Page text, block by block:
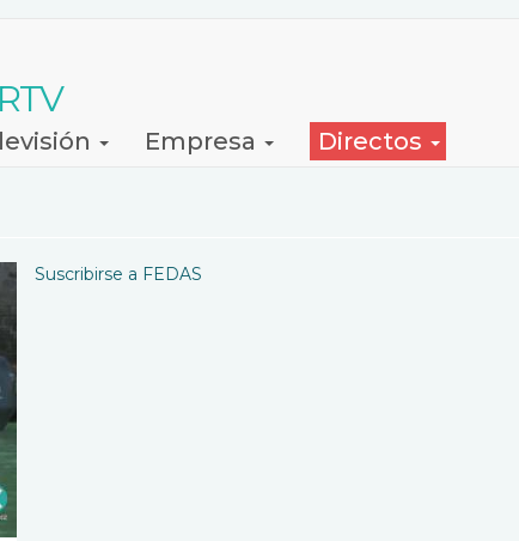
Empresa Directos
Suscribirse a FEDAS